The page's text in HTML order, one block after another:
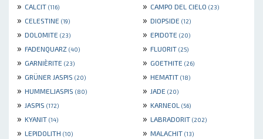
» CALCIT (116) » CAMPO DEL CIELO (23)
» CELESTINE (19) » DIOPSIDE (12)
» DOLOMITE (23) » EPIDOTE (20)
» FADENQUARZ (40) » FLUORIT (25)
» GARNIÈRITE (23) » GOETHITE (26)
» GRÜNER JASPIS (20) » HEMATIT (18)
» HUMMELJASPIS (80) » JADE (20)
» JASPIS (172) » KARNEOL (56)
» KYANIT (14) » LABRADORIT (202)
» LEPIDOLITH (10) » MALACHIT (13)